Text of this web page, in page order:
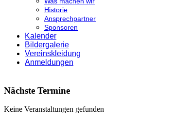
Historie
Ansprechpartner
Sponsoren
Kalender
Bildergalerie
Vereinskleidung
Anmeldungen
Nächste Termine
Keine Veranstaltungen gefunden